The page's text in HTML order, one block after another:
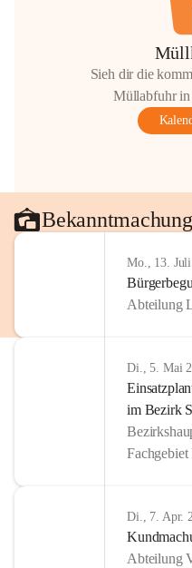
Sieh dir die
Müllabfuhr in
Mo., 13.
Abteilung
Di., 5. Mai
im Bezirk
Fachgebiet
Di., 7. Apr.
Abteilung